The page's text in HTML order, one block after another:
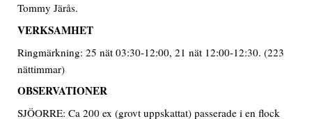
Tommy Järås.
VERKSAMHET
Ringmärkning: 25 nät 03:30-12:00, 21 nät 12:00-12:30. (223
nättimmar)
OBSERVATIONER
SJÖORRE: Ca 200 ex (grovt uppskattat) passerade i en flock